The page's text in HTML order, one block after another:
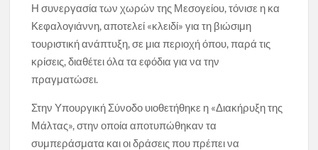
Η συνεργασία των χωρών της Μεσογείου, τόνισε η κα
Κεφαλογιάννη, αποτελεί «κλειδί» για τη βιώσιμη
τουριστική ανάπτυξη, σε μια περιοχή όπου, παρά τις
κρίσεις, διαθέτει όλα τα εφόδια για να την
πραγματώσει.
Στην Υπουργική Σύνοδο υιοθετήθηκε η «Διακήρυξη της
Μάλτας», στην οποία αποτυπώθηκαν τα
συμπεράσματα και οι δράσεις που πρέπει να